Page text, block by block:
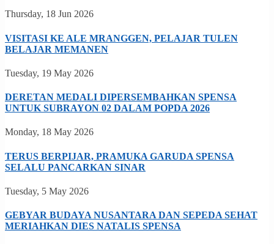
Thursday, 18 Jun 2026
VISITASI KE ALE MRANGGEN, PELAJAR TULEN
BELAJAR MEMANEN
Tuesday, 19 May 2026
DERETAN MEDALI DIPERSEMBAHKAN SPENSA
UNTUK SUBRAYON 02 DALAM POPDA 2026
Monday, 18 May 2026
TERUS BERPIJAR, PRAMUKA GARUDA SPENSA
SELALU PANCARKAN SINAR
Tuesday, 5 May 2026
GEBYAR BUDAYA NUSANTARA DAN SEPEDA SEHAT
MERIAHKAN DIES NATALIS SPENSA